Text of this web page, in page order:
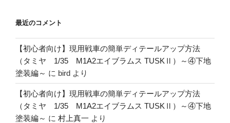
最近のコメント
【初心者向け】現用戦車の簡単ディテールアップ方法
（タミヤ 1/35 M1A2エイブラムス TUSKⅡ）～④下地
塗装編～ に bird より
【初心者向け】現用戦車の簡単ディテールアップ方法
（タミヤ 1/35 M1A2エイブラムス TUSKⅡ）～④下地
塗装編～ に 村上真一 より